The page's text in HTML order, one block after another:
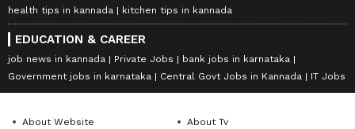
health tips in kannada
kitchen tips in kannada
EDUCATION & CAREER
job news in kannada Private Jobs
bank jobs in karnataka
Government jobs in karnataka
Central Govt Jobs in Kannada IT Jobs
About Website
About Tv